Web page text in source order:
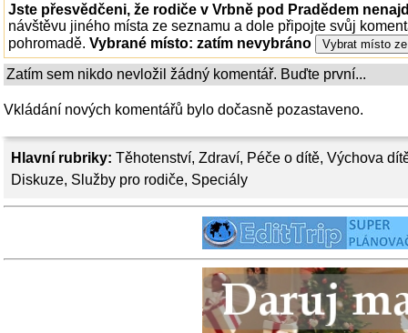
Hlavní rubriky: Těhotenství, Zdraví, Péče o dítě, Výchova
Diskuze, Služby pro rodiče, Speciály
Jste přesvědčeni, že rodiče v Vrbně pod Pradědem
návštěvu jiného místa ze seznamu a dole připojte svůj
pohromadě. Vybrané místo: zatím nevybráno
Zatím sem nikdo nevložil žádný komentář. Buďte první...
Vkládání nových komentářů bylo dočasně pozastaveno.